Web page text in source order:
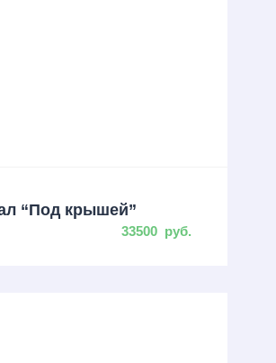
“Под крышей”
33500 руб.